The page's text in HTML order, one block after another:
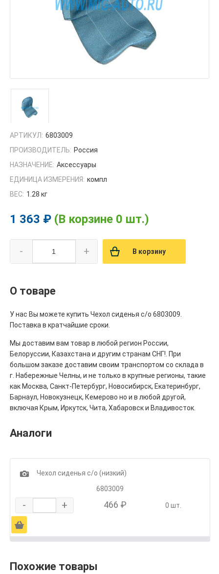
АРТИКУЛ: 6803009
ПРОИЗВОДИТЕЛЬ: Россия
НАЗНАЧЕНИЕ: Аксессуары
ЕДИНИЦА ИЗМЕРЕНИЯ: компл
ВЕС: 1.28 кг
1 363 ₽ (В корзине 0 шт.)
- + В корзину
О товаре
У нас Вы можете купить Чехол сиденья с/о 6803009.
Поставка в кратчайшие сроки.
Мы доставим вам товар в любой регион России,
Белоруссии, Казахстана и другим странам СНГ!. При
большом заказе доставим своим транспортом со склада в
г. Набережные Челны, и не только в крупные регионы, такие
как Москва, Санкт-Петербург, Новосибирск, Екатеринбург,
Барнаул, Новокузнецк, Кемерово но и в любой другой,
включая Крым, Иркутск, Чита, Хабаровск и Владивосток.
Аналоги
1
Чехол сиденья с/о (низкий)
6803009
- + 466 ₽ 0 шт.
Ä
Похожие товары